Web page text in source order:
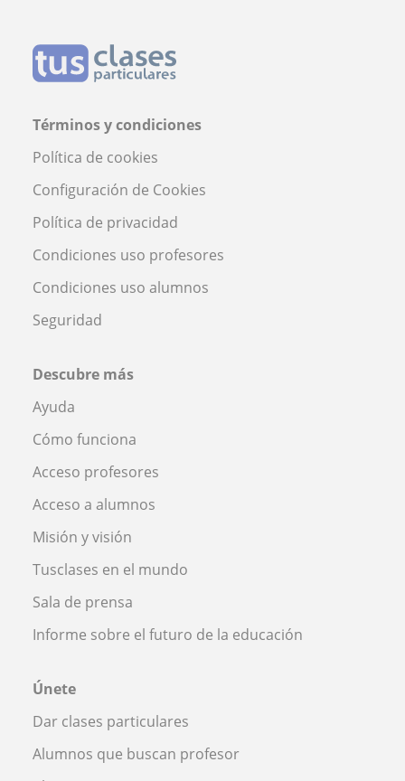
Términos y condiciones
Política de cookies
Configuración de Cookies
Política de privacidad
Condiciones uso profesores
Condiciones uso alumnos
Seguridad
Descubre más
Ayuda
Cómo funciona
Acceso profesores
Acceso a alumnos
Misión y visión
Tusclases en el mundo
Sala de prensa
Informe sobre el futuro de la educación
Únete
Dar clases particulares
Alumnos que buscan profesor